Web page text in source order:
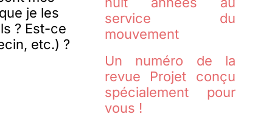
je les
? Est-ce
etc.) ?
service du
mouvement
Un numéro de la
revue Projet conçu
spécialement pour
vous !